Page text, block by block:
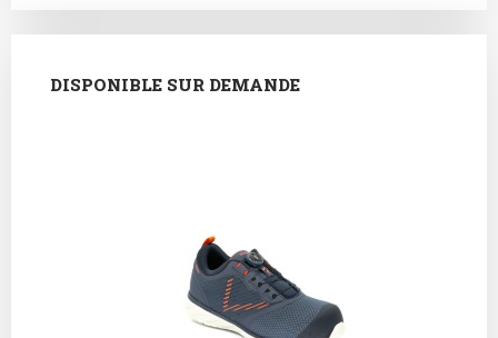
DISPONIBLE SUR DEMANDE